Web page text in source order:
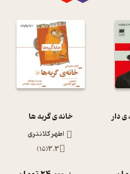
دار خانه ی گربه ها
اطهر کلانتری
3.3
(
15
)